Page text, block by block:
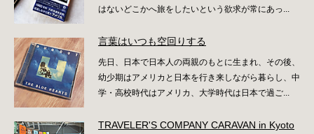
はないどこかへ旅をしたいという欲求が常にあっ...
言葉はいつも空回りする
先日、日本で日本人の両親のもとに生まれ、その後、
幼少期はアメリカと日本を行き来しながら暮らし、中
学・高校時代はアメリカ、大学時代は日本で過ご...
TRAVELER'S COMPANY CARAVAN in Kyoto